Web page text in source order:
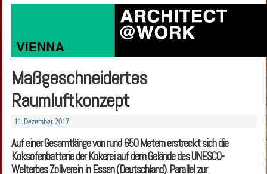
Maßgeschneidertes
Raumluftkonzept
11. Dezember 2017
Auf einer Gesamtlänge von rund 650 Metern erstreckt sich die
Koksofenbatterie der Kokerei auf dem Gelände des UNESCO-
Welterbes Zollverein in Essen (Deutschland). Parallel zur